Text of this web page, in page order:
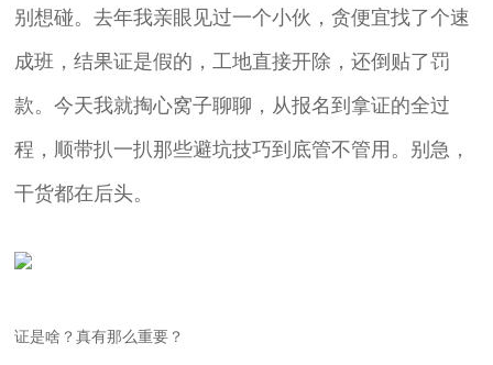
别想碰。去年我亲眼见过一个小伙，贪便宜找了个速
成班，结果证是假的，工地直接开除，还倒贴了罚
款。今天我就掏心窝子聊聊，从报名到拿证的全过
程，顺带扒一扒那些避坑技巧到底管不管用。别急，
干货都在后头。
证是啥？真有那么重要？